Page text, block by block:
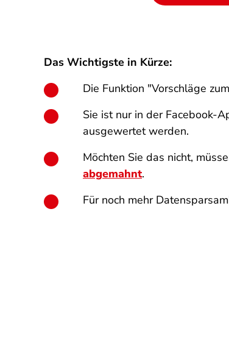
Das Wichtigste in Kürze:
Die Funktion "Vorschläge
Sie ist nur in der Facebook-
ausgewertet werden.
Möchten Sie das nicht,
abgemahnt.
Für noch mehr